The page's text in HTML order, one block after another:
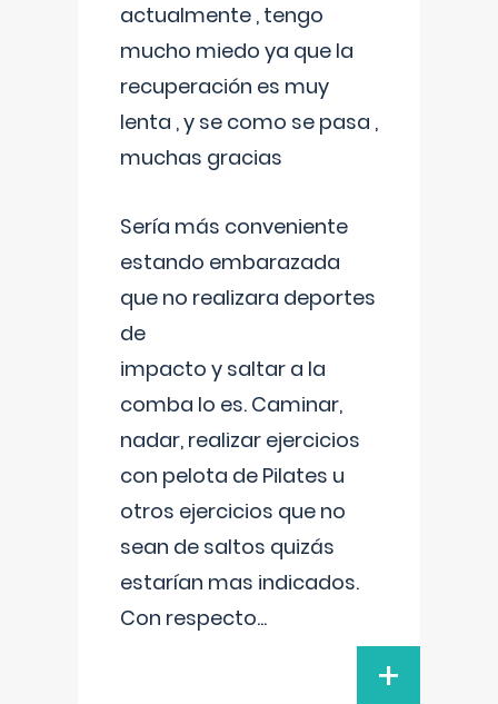
actualmente , tengo
mucho miedo ya que la
recuperación es muy
lenta , y se como se pasa ,
muchas gracias
Sería más conveniente
estando embarazada
que no realizara deportes
de
impacto y saltar a la
comba lo es. Caminar,
nadar, realizar ejercicios
con pelota de Pilates u
otros ejercicios que no
sean de saltos quizás
estarían mas indicados.
Con respecto...
+